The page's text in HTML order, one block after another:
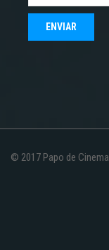
© 2017 Papo de Cinema